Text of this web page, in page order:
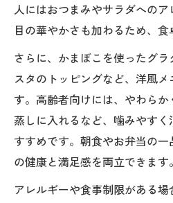
人にはおつまみやサラダへの
目の華やかさも加わるため、食
さらに、かまぼこを使ったグ
スタのトッピングなど、洋風
す。高齢者向けには、やわら
蒸しに入れるなど、噛みやす
すすめです。朝食やお弁当の
の健康と満足感を両立できます。
アレルギーや食事制限がある